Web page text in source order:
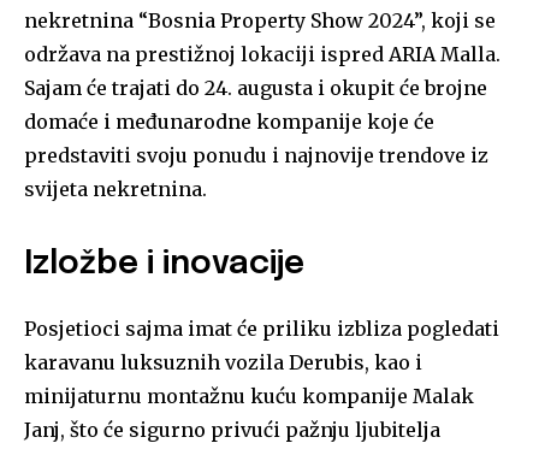
nekretnina “Bosnia Property Show 2024”, koji se
održava na prestižnoj lokaciji ispred ARIA Malla.
Sajam će trajati do 24. augusta i okupit će brojne
domaće i međunarodne kompanije koje će
predstaviti svoju ponudu i najnovije trendove iz
svijeta nekretnina.
Izložbe i inovacije
Posjetioci sajma imat će priliku izbliza pogledati
karavanu luksuznih vozila Derubis, kao i
minijaturnu montažnu kuću kompanije Malak
Janj, što će sigurno privući pažnju ljubitelja